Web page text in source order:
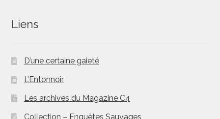
Liens
D’une certaine gaieté
L’Entonnoir
Les archives du Magazine C4
Collection – Enquêtes Sauvages